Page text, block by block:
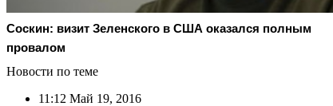
Соскин: визит Зеленского в США оказался полным
провалом
Новости по теме
11:12 Май 19, 2016